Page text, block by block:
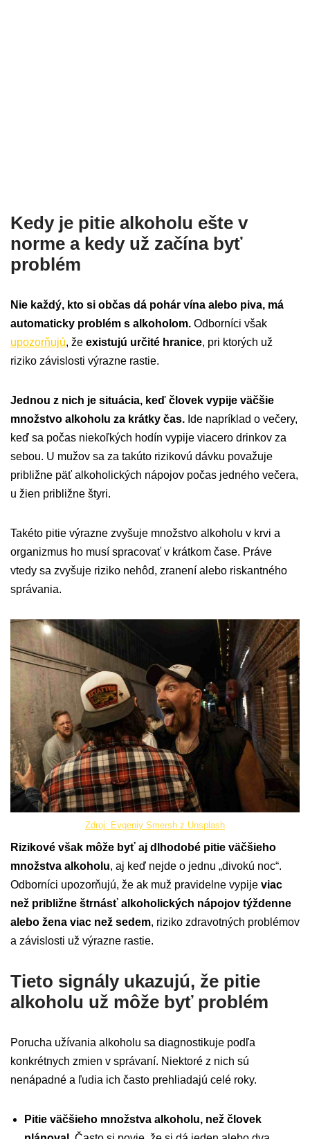
Kedy je pitie alkoholu ešte v
norme a kedy už začína byť
problém
Nie každý, kto si občas dá pohár vína alebo piva, má
automaticky problém s alkoholom. Odborníci však
upozorňujú, že existujú určité hranice, pri ktorých už
riziko závislosti výrazne rastie.
Jednou z nich je situácia, keď človek vypije väčšie
množstvo alkoholu za krátky čas. Ide napríklad o večery,
keď sa počas niekoľkých hodín vypije viacero drinkov za
sebou. U mužov sa za takúto rizikovú dávku považuje
približne päť alkoholických nápojov počas jedného večera,
u žien približne štyri.
Takéto pitie výrazne zvyšuje množstvo alkoholu v krvi a
organizmus ho musí spracovať v krátkom čase. Práve
vtedy sa zvyšuje riziko nehôd, zranení alebo riskantného
správania.
Zdroj: Evgeniy Smersh z Unsplash
Rizikové však môže byť aj dlhodobé pitie väčšieho
množstva alkoholu, aj keď nejde o jednu „divokú noc“.
Odborníci upozorňujú, že ak muž pravidelne vypije viac
než približne štrnásť alkoholických nápojov týždenne
alebo žena viac než sedem, riziko zdravotných problémov
a závislosti už výrazne rastie.
Tieto signály ukazujú, že pitie
alkoholu už môže byť problém
Porucha užívania alkoholu sa diagnostikuje podľa
konkrétnych zmien v správaní. Niektoré z nich sú
nenápadné a ľudia ich často prehliadajú celé roky.
Pitie väčšieho množstva alkoholu, než človek